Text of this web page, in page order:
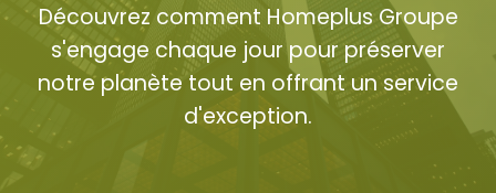
Découvrez comment Homeplus Groupe
s'engage chaque jour pour préserver
notre planète tout en offrant un service
d'exception.